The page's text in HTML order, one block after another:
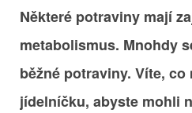
Některé potraviny mají
metabolismus. Mnohdy
běžné potraviny. Víte,
jídelníčku, abyste mohli